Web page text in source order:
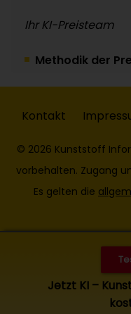
Ihr KI-Preisteam
Methodik der
Jetzt KI –
Kontakt
© 2026 Kunststoff
vorbehalten. Zugang
Es gelten die